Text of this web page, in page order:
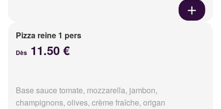
Pizza reine 1 pers
Dès 11.50 €
Base sauce tomate, mozzarella, jambon,
champignons, olives, crème fraîche, origan